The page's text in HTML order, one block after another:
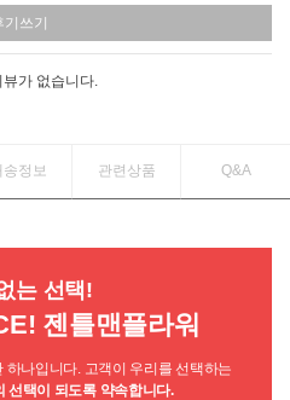
기쓰기
뷰가 없습니다.
송정보 관련상품 Q&A
는 선택!
젠틀맨플라워
하나입니다. 고객이 우리를 선택하는
선택이 되도록 약속합니다.